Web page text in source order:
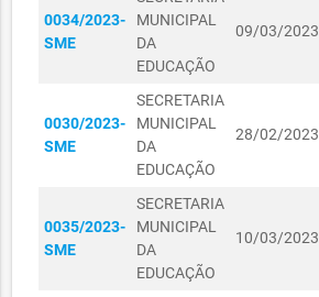
24030059/2023
SECRETARIA
MUNICIPAL
EDUCAÇÃO
24030060/2023
SECRETARIA
MUNICIPAL
EDUCAÇÃO
22050019/2023
SECRETARIA
MUNICIPAL
0034/2023-
SME
MUNICIPAL
DA
EDUCAÇÃO
09/03/2023
0030/2023-
SME
SECRETARIA
MUNICIPAL
DA
EDUCAÇÃO
28/02/2023
0035/2023-
SME
SECRETARIA
MUNICIPAL
DA
EDUCAÇÃO
10/03/2023